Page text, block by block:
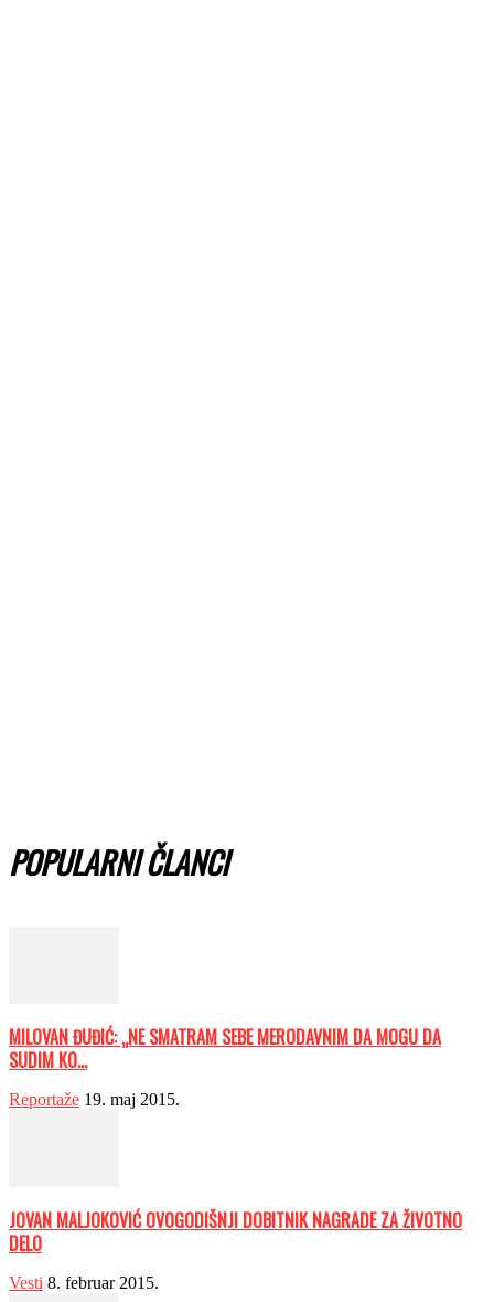
POPULARNI ČLANCI
MILOVAN ĐUĐIĆ: „NE SMATRAM SEBE MERODAVNIM DA MOGU DA
SUDIM KO...
Reportaže 19. maj 2015.
JOVAN MALJOKOVIĆ OVOGODIŠNJI DOBITNIK NAGRADE ZA ŽIVOTNO
DELO
Vesti 8. februar 2015.